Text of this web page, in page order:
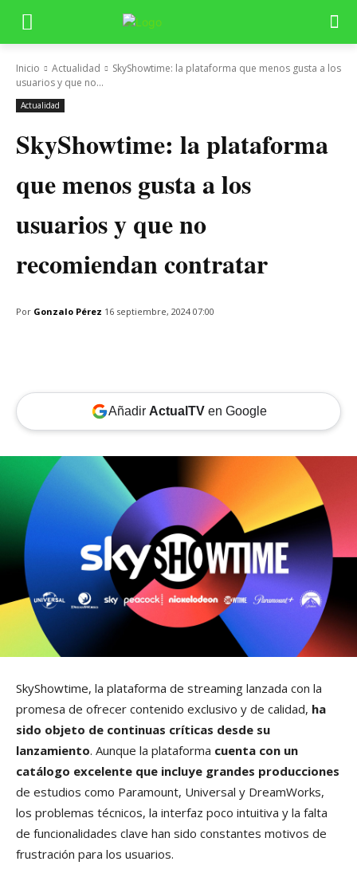
Inicio Actualidad
SkyShowtime: la plataforma que menos gusta a los
usuarios y que no...
Actualidad
SkyShowtime: la plataforma
que menos gusta a los
usuarios y que no
recomiendan contratar
Por Gonzalo Pérez 16 septiembre, 2024 07:00
Añadir ActualTVen Google
SkyShowtime, la plataforma de streaming lanzada con la
promesa de ofrecer contenido exclusivo y de calidad, ha
sido objeto de continuas críticas desde su
lanzamiento. Aunque la plataforma cuenta con un
catálogo excelente que incluye grandes producciones
de estudios como Paramount, Universal y DreamWorks,
los problemas técnicos, la interfaz poco intuitiva y la falta
de funcionalidades clave han sido constantes motivos de
frustración para los usuarios.